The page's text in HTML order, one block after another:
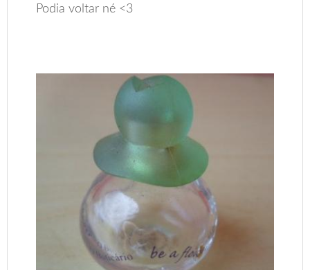
Podia voltar né <3